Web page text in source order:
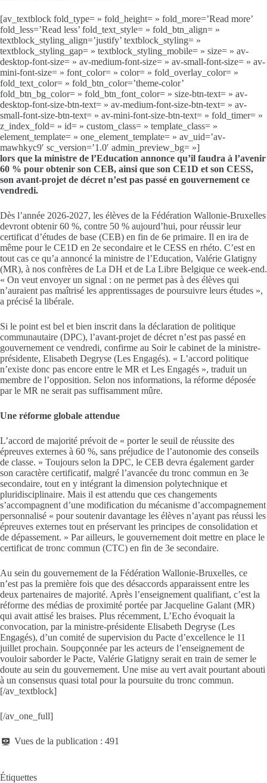
[av_textblock fold_type= » fold_height= » fold_more=’Read more’
fold_less=’Read less’ fold_text_style= » fold_btn_align= »
textblock_styling_align=’justify’ textblock_styling= »
textblock_styling_gap= » textblock_styling_mobile= » size= » av-
desktop-font-size= » av-medium-font-size= » av-small-font-size= » av-
mini-font-size= » font_color= » color= » fold_overlay_color= »
fold_text_color= » fold_btn_color=’theme-color’
fold_btn_bg_color= » fold_btn_font_color= » size-btn-text= » av-
desktop-font-size-btn-text= » av-medium-font-size-btn-text= » av-
small-font-size-btn-text= » av-mini-font-size-btn-text= » fold_timer= »
z_index_fold= » id= » custom_class= » template_class= »
element_template= » one_element_template= » av_uid=’av-
mawhkyc9′ sc_version=’1.0′ admin_preview_bg= »]
lors que la ministre de l’Education annonce qu’il faudra à l’avenir
60 % pour obtenir son CEB, ainsi que son CE1D et son CESS,
son avant-projet de décret n’est pas passé en gouvernement ce
vendredi.
Dès l’année 2026-2027, les élèves de la Fédération Wallonie-Bruxelles
devront obtenir 60 %, contre 50 % aujourd’hui, pour réussir leur
certificat d’études de base (CEB) en fin de 6e primaire. Il en ira de
même pour le CE1D en 2e secondaire et le CESS en rhéto. C’est en
tout cas ce qu’a annoncé la ministre de l’Education, Valérie Glatigny
(MR), à nos confrères de La DH et de La Libre Belgique ce week-end.
« On veut envoyer un signal : on ne permet pas à des élèves qui
n’auraient pas maîtrisé les apprentissages de poursuivre leurs études »,
a précisé la libérale.
Si le point est bel et bien inscrit dans la déclaration de politique
communautaire (DPC), l’avant-projet de décret n’est pas passé en
gouvernement ce vendredi, confirme au Soir le cabinet de la ministre-
présidente, Elisabeth Degryse (Les Engagés). « L’accord politique
n’existe donc pas encore entre le MR et Les Engagés », traduit un
membre de l’opposition. Selon nos informations, la réforme déposée
par le MR ne serait pas suffisamment mûre.
Une réforme globale attendue
L’accord de majorité prévoit de « porter le seuil de réussite des
épreuves externes à 60 %, sans préjudice de l’autonomie des conseils
de classe. » Toujours selon la DPC, le CEB devra également garder
son caractère certificatif, malgré l’avancée du tronc commun en 3e
secondaire, tout en y intégrant la dimension polytechnique et
pluridisciplinaire. Mais il est attendu que ces changements
s’accompagnent d’une modification du mécanisme d’accompagnement
personnalisé « pour soutenir davantage les élèves n’ayant pas réussi les
épreuves externes tout en préservant les principes de consolidation et
de dépassement. » Par ailleurs, le gouvernement doit mettre en place le
certificat de tronc commun (CTC) en fin de 3e secondaire.
Au sein du gouvernement de la Fédération Wallonie-Bruxelles, ce
n’est pas la première fois que des désaccords apparaissent entre les
deux partenaires de majorité. Après l’enseignement qualifiant, c’est la
réforme des médias de proximité portée par Jacqueline Galant (MR)
qui avait attisé les braises. Plus récemment, L’Echo évoquait la
convocation, par la ministre-présidente Elisabeth Degryse (Les
Engagés), d’un comité de supervision du Pacte d’excellence le 11
juillet prochain. Soupçonnée par les acteurs de l’enseignement de
vouloir saborder le Pacte, Valérie Glatigny serait en train de semer le
doute au sein du gouvernement. Une mise au vert avait pourtant abouti
à un consensus quasi total pour la poursuite du tronc commun.
[/av_textblock]
[/av_one_full]
Vues de la publication : 491
Étiquettes